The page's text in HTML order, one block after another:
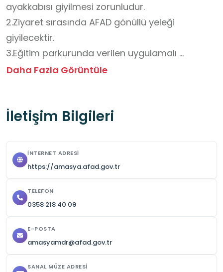
ayakkabısı giyilmesi zorunludur.
2.Ziyaret sırasında AFAD gönüllü yeleği
giyilecektir.
3.Eğitim parkurunda verilen uygulamalı
eğitimleri dikkatle izleyin ve görevli talimatlarına
verilen alanlarda fotoğraf alınmalıdır.
6.Öğrenciler, arama-kurtarma ve acil durum
ve hızlı karar verme becerilerini geliştirebilirler.
Daha Fazla Görüntüle
İletişim Bilgileri
İNTERNET ADRESI
https://amasya.afad.gov.tr
TELEFON
0358 218 40 09
E-POSTA
amasyamdr@afad.gov.tr
SANAL MÜZE ADRESI